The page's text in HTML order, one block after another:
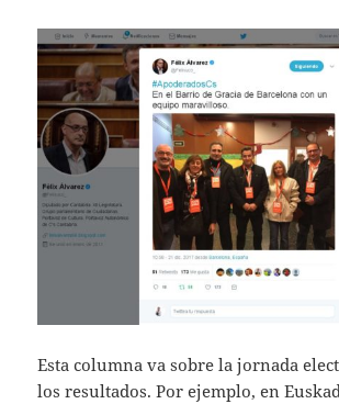
Esta columna va sobre la jornada
los resultados. Por ejemplo, en